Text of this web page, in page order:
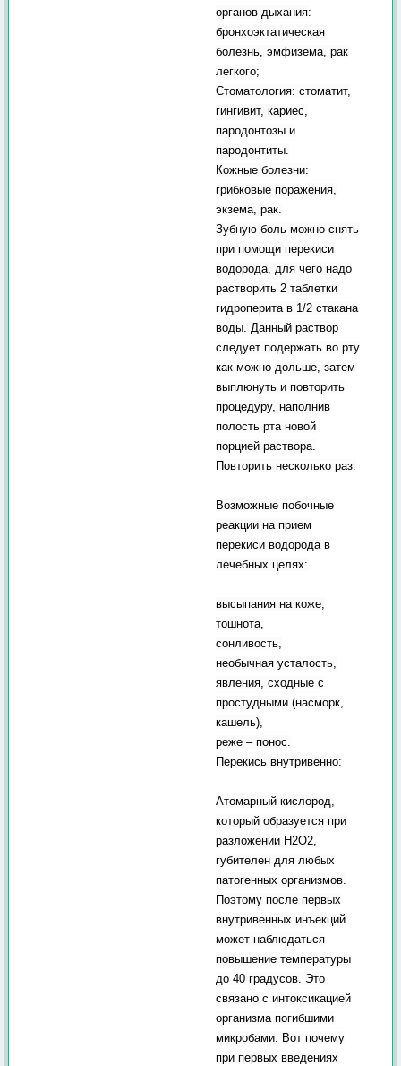
органов дыхания:
бронхоэктатическая
болезнь, эмфизема, рак
легкого;
Стоматология: стоматит,
гингивит, кариес,
пародонтозы и
пародонтиты.
Кожные болезни:
грибковые поражения,
экзема, рак.
Зубную боль можно снять
при помощи перекиси
водорода, для чего надо
растворить 2 таблетки
гидроперита в 1/2 стакана
воды. Данный раствор
следует подержать во рту
как можно дольше, затем
выплюнуть и повторить
процедуру, наполнив
полость рта новой
порцией раствора.
Повторить несколько раз.
Возможные побочные
реакции на прием
перекиси водорода в
лечебных целях:
высыпания на коже,
тошнота,
сонливость,
необычная усталость,
явления, сходные с
простудными (насморк,
кашель),
реже – понос.
Перекись внутривенно:
Атомарный кислород,
который образуется при
разложении Н2О2,
губителен для любых
патогенных организмов.
Поэтому после первых
внутривенных инъекций
может наблюдаться
повышение температуры
до 40 градусов. Это
связано с интоксикацией
организма погибшими
микробами. Вот почему
при первых введениях